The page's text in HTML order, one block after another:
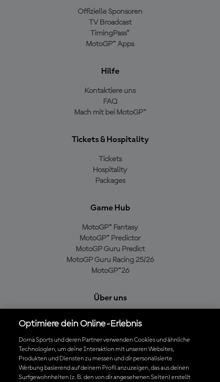
Offizielle Sponsoren
TV Broadcast
TimingPass™
MotoGP™ Apps
Hilfe
Kontaktiere uns
FAQ
Mach mit bei MotoGP™
Tickets & Hospitality
Tickets
Hospitality
Packages
Game Hub
MotoGP™ Fantasy
MotoGP™ Predictor
MotoGP Guru Predict
MotoGP Guru Racing 25/26
MotoGP™26
Über uns
Cookie-Richtlinien
Geschäftsbedingungen
Datenschutzrichtlinien
Kaufrichtlinie
Optimiere dein Online-Erlebnis
Dorna Sports und deren Partner verwenden Cookies und ähnliche
Technologien, um deine Interaktion mit unseren Websites,
Produkten und Diensten zu messen und dir personalisierte
Werbung basierend auf deinem Profil anzuzeigen, das aus deinen
Surfgewohnheiten (z. B. den von dir angesehenen Seiten) erstellt